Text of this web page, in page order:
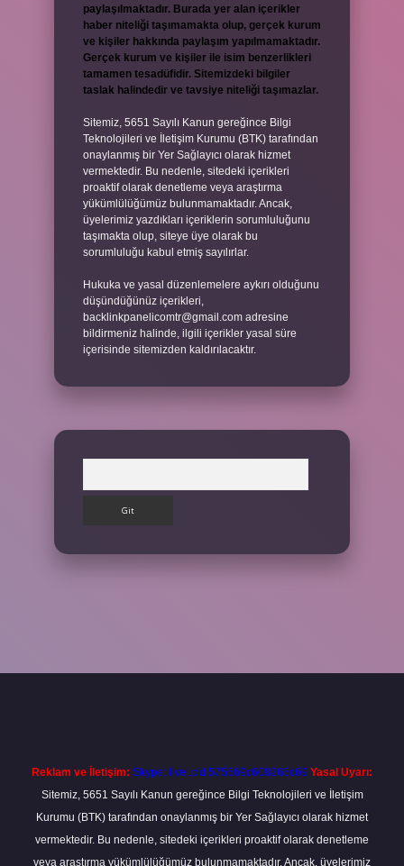
paylaşılmaktadır. Burada yer alan içerikler
haber niteliği taşımamakta olup, gerçek kurum
ve kişiler hakkında paylaşım yapılmamaktadır.
Gerçek kurum ve kişiler ile isim benzerlikleri
tamamen tesadüfidir. Sitemizdeki bilgiler
taslak halindedir ve tavsiye niteliği taşımazlar.
Sitemiz, 5651 Sayılı Kanun gereğince Bilgi
Teknolojileri ve İletişim Kurumu (BTK) tarafından
onaylanmış bir Yer Sağlayıcı olarak hizmet
vermektedir. Bu nedenle, sitedeki içerikleri
proaktif olarak denetleme veya araştırma
yükümlülüğümüz bulunmamaktadır. Ancak,
üyelerimiz yazdıkları içeriklerin sorumluluğunu
taşımakta olup, siteye üye olarak bu
sorumluluğu kabul etmiş sayılırlar.
Hukuka ve yasal düzenlemelere aykırı olduğunu
düşündüğünüz içerikleri,
backlinkpanelicomtr@gmail.com adresine
bildirmeniz halinde, ilgili içerikler yasal süre
içerisinde sitemizden kaldırılacaktır.
Reklam ve İletişim: Skype: live:.cid.575569c608265c69 Yasal Uyarı:
Sitemiz, 5651 Sayılı Kanun gereğince Bilgi Teknolojileri ve İletişim
Kurumu (BTK) tarafından onaylanmış bir Yer Sağlayıcı olarak hizmet
vermektedir. Bu nedenle, sitedeki içerikleri proaktif olarak denetleme
veya araştırma yükümlülüğümüz bulunmamaktadır. Ancak, üyelerimiz